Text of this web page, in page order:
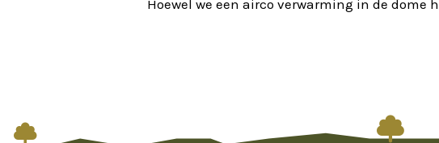
Hoewel we een airco verwarming in de

